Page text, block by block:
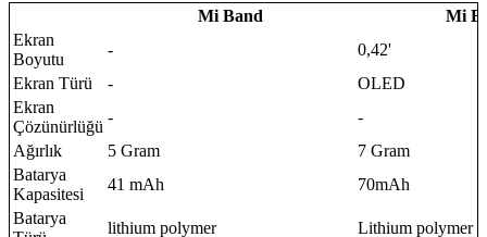
Mi Band
Mi
Ekran
Boyutu
-
0,42'
Ekran Türü
-
OLED
Ekran
Çözünürlüğü
-
-
Ağırlık
5 Gram
7 Gram
Batarya
Kapasitesi
41 mAh
70mAh
Batarya
lithium polymer
Lithium polymer